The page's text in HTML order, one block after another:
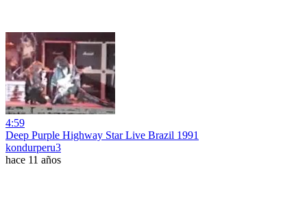
4:59
Deep Purple Highway Star Live Brazil 1991
kondurperu3
hace 11 años